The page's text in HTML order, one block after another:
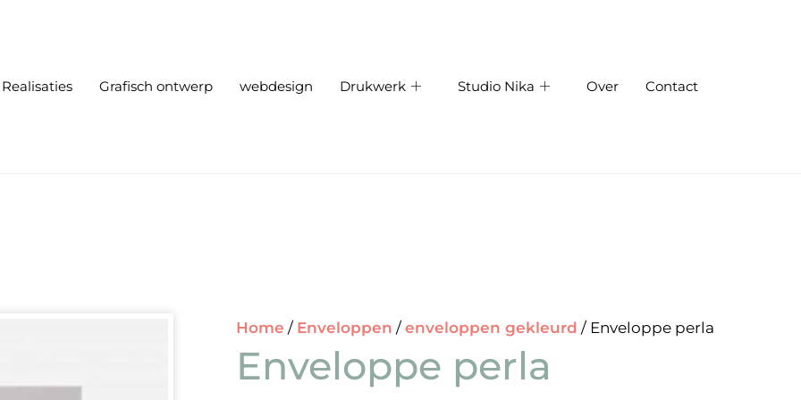
Realisaties Grafisch ontwerp webdesign Drukwerk Studio Nika Over Contact
Home / Enveloppen / enveloppen gekleurd / Enveloppe perla
Enveloppe perla